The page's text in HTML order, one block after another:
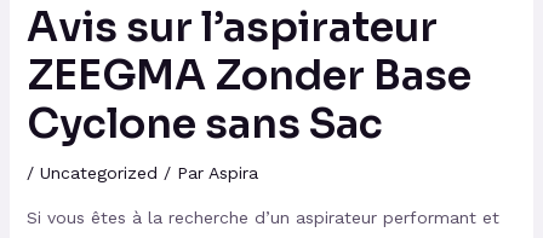
Avis sur l’aspirateur
ZEEGMA Zonder Base
Cyclone sans Sac
/ Uncategorized / Par Aspira
Si vous êtes à la recherche d’un aspirateur performant et